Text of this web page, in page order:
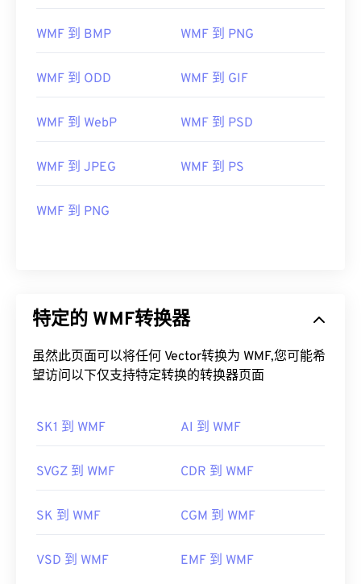
另一个值得尝试的查看器是XnView MP，它跨平台
PhotoFiltre Studio
Ability Photopaint
首次发行：1992年
WMF 到 BMP WMF 到 PNG
WMF 到 ODD WMF 到 GIF
WMF 到 WebP WMF 到 PSD
WMF 到 JPEG WMF 到 PS
WMF 到 PNG
特定的 WMF转换器
虽然此页面可以将任何 Vector转换为 WMF,您可能希
望访问以下仅支持特定转换的转换器页面
SK1 到 WMF AI 到 WMF
SVGZ 到 WMF CDR 到 WMF
SK 到 WMF CGM 到 WMF
VSD 到 WMF EMF 到 WMF